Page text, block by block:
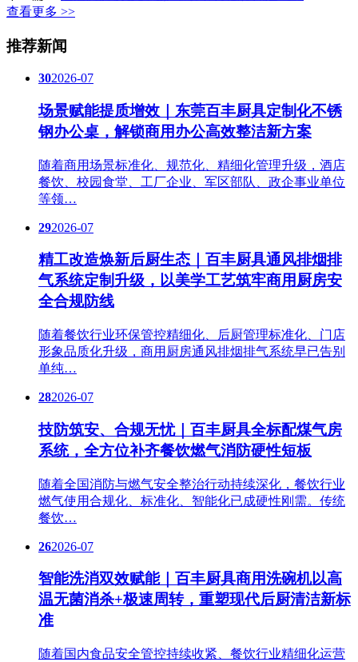
查看更多 >>
推荐新闻
302026-07
场景赋能提质增效｜东莞百丰厨具定制化不锈
钢办公桌，解锁商用办公高效整洁新方案
随着商用场景标准化、规范化、精细化管理升级，酒店
餐饮、校园食堂、工厂企业、军区部队、政企事业单位
等领…
292026-07
精工改造焕新后厨生态｜百丰厨具通风排烟排
气系统定制升级，以美学工艺筑牢商用厨房安
全合规防线
随着餐饮行业环保管控精细化、后厨管理标准化、门店
形象品质化升级，商用厨房通风排烟排气系统早已告别
单纯…
282026-07
技防筑安、合规无忧｜百丰厨具全标配煤气房
系统，全方位补齐餐饮燃气消防硬性短板
随着全国消防与燃气安全整治行动持续深化，餐饮行业
燃气使用合规化、标准化、智能化已成硬性刚需。传统
餐饮…
262026-07
智能洗消双效赋能｜百丰厨具商用洗碗机以高
温无菌消杀+极速周转，重塑现代后厨清洁新标
准
随着国内食品安全管控持续收紧、餐饮行业精细化运营